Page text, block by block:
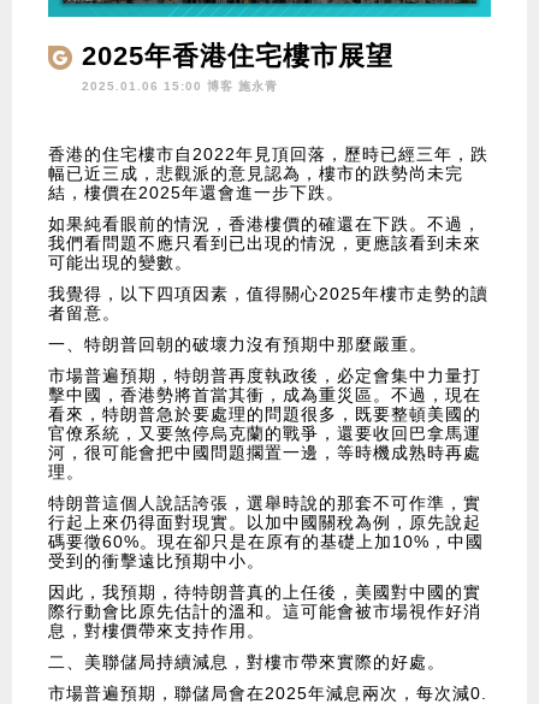
2025年香港住宅樓市展望
2025.01.06 15:00 博客 施永青
香港的住宅樓市自2022年見頂回落，歷時已經三年，跌
幅已近三成，悲觀派的意見認為，樓市的跌勢尚未完
結，樓價在2025年還會進一步下跌。
如果純看眼前的情況，香港樓價的確還在下跌。不過，
我們看問題不應只看到已出現的情況，更應該看到未來
可能出現的變數。
我覺得，以下四項因素，值得關心2025年樓市走勢的讀
者留意。
一、特朗普回朝的破壞力沒有預期中那麼嚴重。
市場普遍預期，特朗普再度執政後，必定會集中力量打
擊中國，香港勢將首當其衝，成為重災區。不過，現在
看來，特朗普急於要處理的問題很多，既要整頓美國的
官僚系統，又要煞停烏克蘭的戰爭，還要收回巴拿馬運
河，很可能會把中國問題擱置一邊，等時機成熟時再處
理。
特朗普這個人說話誇張，選舉時說的那套不可作準，實
行起上來仍得面對現實。以加中國關稅為例，原先說起
碼要徵60%。現在卻只是在原有的基礎上加10%，中國
受到的衝擊遠比預期中小。
因此，我預期，待特朗普真的上任後，美國對中國的實
際行動會比原先估計的溫和。這可能會被市場視作好消
息，對樓價帶來支持作用。
二、美聯儲局持續減息，對樓市帶來實際的好處。
市場普遍預期，聯儲局會在2025年減息兩次，每次減0.